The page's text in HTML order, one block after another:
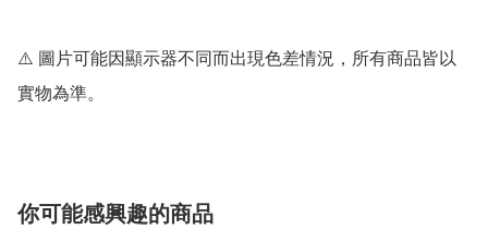
⚠️ 圖片可能因顯示器不同而出現色差情況，所有商品皆以
實物為準。
你可能感興趣的商品